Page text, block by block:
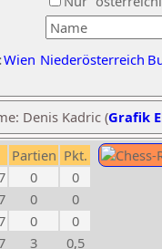
Wien Niederösterreich
Denis Kadric (Grafik
Partien Pkt.
0
0
0
0
0
0
3
0,5